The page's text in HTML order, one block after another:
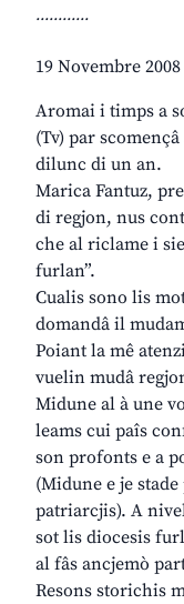
............
19 Novembre 2008
Aromai i timps a
(Tv) par
dilunc di un an.
Marica Fantuz,
di regjon, nus
che al riclame i
furlan”.
Cualis sono lis
domandâ il
Poiant la mê
vuelin mudâ
Midune al à une
leams cui paîs
son profonts e a
(Midune e je
patriarcjis). A
sot lis diocesis
al fâs ancjemò
Resons storichis